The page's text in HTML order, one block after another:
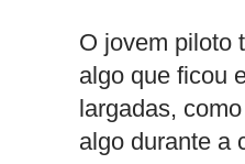
O jovem piloto
algo que ficou
largadas,
algo durante a